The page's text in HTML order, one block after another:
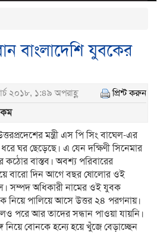
বাংলাদেশি যুবকের
২০১৮, ১:৪৯ অপরাহ্ণ প্রিন্ট করুন
কম
মন্ত্রী এস পি সিং বাঘেল-এর
ঘর ছেড়েছে। এ যেন দক্ষিণী সিনেমার
বাস্তব। অবশ্য পরিবারের
বারো দিন আগে বছর ষোলোর ওই
সম্পদ অধিকারী নামের ওই যুবক
নিয়ে পালিয়ে আসে উত্তর ২৪ পরগনায়।
পরে আর তাদের সন্ধান পাওয়া যায়নি।
বোনকে হন্যে হয়ে খুঁজে বেড়াচ্ছেন